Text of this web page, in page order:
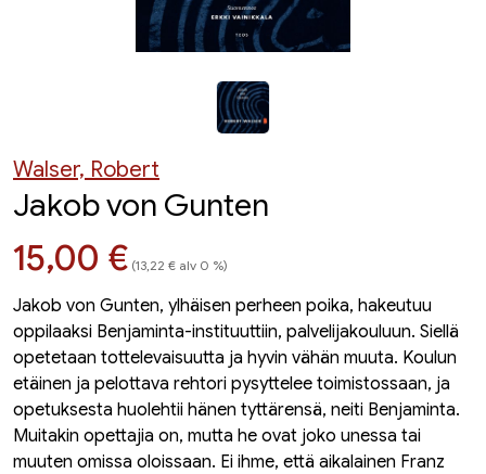
Walser, Robert
Jakob von Gunten
Hinta nyt
15,00 € (13,22 € alv 0 %)
Jakob von Gunten, ylhäisen perheen poika, hakeutuu
oppilaaksi Benjaminta-instituuttiin, palvelijakouluun. Siellä
opetetaan tottelevaisuutta ja hyvin vähän muuta. Koulun
etäinen ja pelottava rehtori pysyttelee toimistossaan, ja
opetuksesta huolehtii hänen tyttärensä, neiti Benjaminta.
Muitakin opettajia on, mutta he ovat joko unessa tai
muuten omissa oloissaan. Ei ihme, että aikalainen Franz